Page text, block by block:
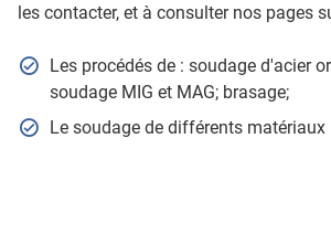
les contacter, et à consulter nos pages
Les procédés de : soudage d'acier
soudage MIG et MAG; brasage;
Le soudage de différents matériaux